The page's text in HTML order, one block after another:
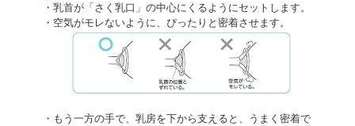
・乳首が「さく乳口」の中心にくるようにセットします。
・空気がモレないように、ぴったりと密着させます。
・もう一方の手で、乳房を下から支えると、うまく密着で